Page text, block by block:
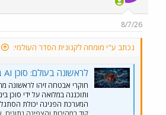
8/7/26
נכתב ע"י מומחה לקנונית הסדר העולמי:
לראשונה בעולם: סוכן AI ביצע מתקפת סייבר מלאה
חוקרי אבטחה זיהו לראשונה
ותוכננה במלואה על ידי סוכן
המערכת הפגינה יכולת